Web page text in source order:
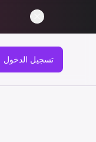
تسجيل الدخول